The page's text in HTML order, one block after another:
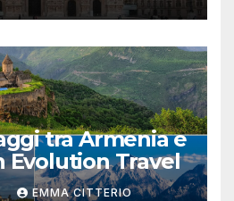
tra Armenia e
Evolution Travel
EMMA CITTERIO